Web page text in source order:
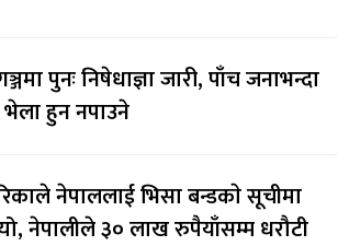
पुनः निषेधाज्ञा जारी, पाँच जनाभन्दा
हुन नपाउने
नेपाललाई भिसा बन्डकाे सूचीमा
नेपालीले ३० लाख रुपैयाँसम्म धरौटी